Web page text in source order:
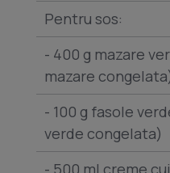
Pentru sos:
- 400 g mazare
mazare
- 100 g fasole
verde congelata)